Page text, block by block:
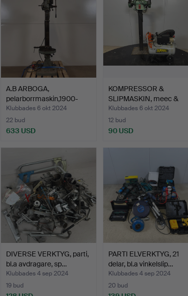
A.B ARBOGA,
pelarborrmaskin,1900-
talets an…
Klubbades 6 okt 2024
22 bud
633 USD
KOMPRESSOR &
SLIPMASKIN, meec &
vem.
Klubbades 6 okt 2024
12 bud
90 USD
DIVERSE VERKTYG, parti,
bl.a avdragare, sp…
Klubbades 4 sep 2024
19 bud
PARTI ELVERKTYG, 21
delar, bl.a vinkelslip…
Klubbades 4 sep 2024
20 bud